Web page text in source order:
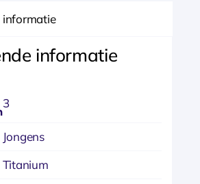
aantal
informatie
informatie
3
Jongens
Titanium